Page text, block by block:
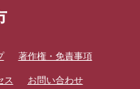
著作権・免責事項
ス お問い合わせ